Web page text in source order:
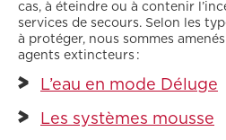
cas, à éteindre ou à contenir
services de secours. Selon les
à protéger, nous sommes
agents extincteurs :
L’eau en mode Déluge
Les systèmes mousse